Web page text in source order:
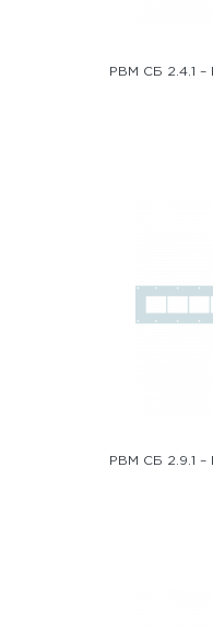
РВМ СБ 2.4.1
РВМ СБ 2.9.1